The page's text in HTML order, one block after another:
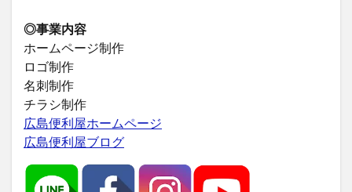
◎事業内容
ホームページ制作
ロゴ制作
名刺制作
チラシ制作
広島便利屋ホームページ
広島便利屋ブログ